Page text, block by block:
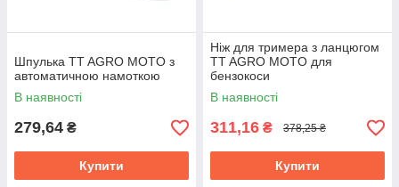
Шпулька TT AGRO MOTO з
автоматичною намоткою
В наявності
279,64 ₴
Купити
Ніж для тримера з ланцюгом
TT AGRO MOTO для
бензокоси
В наявності
311,16 ₴ 378,25 ₴
Купити